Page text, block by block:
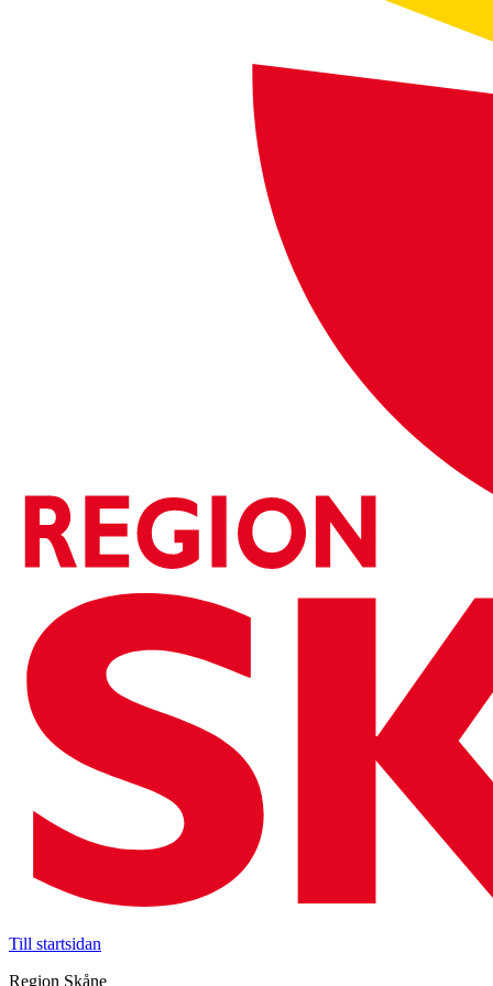
Till startsidan
Region Skåne